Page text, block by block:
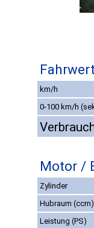
km/h
0-100 km/h
Motor /
Zylinder
Hubraum (ccm)
Leistung (PS)